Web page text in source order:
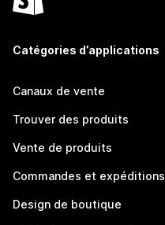
Catégories d’applications
Canaux de vente
Trouver des produits
Vente de produits
Commandes et expéditions
Design de boutique